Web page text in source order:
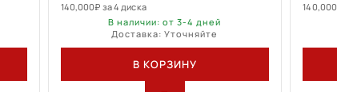
140,000₽ за 4 диска
В наличии: от 3-4 дней
Доставка: Уточняйте
В КОРЗИНУ
140,000